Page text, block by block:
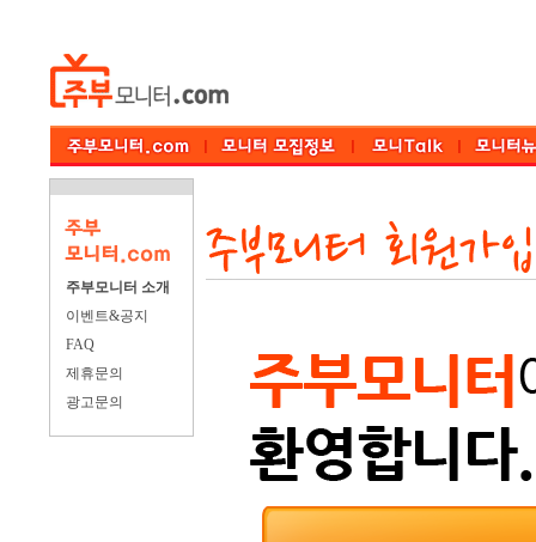
주부모니터 소개
이벤트&공지
FAQ
제휴문의
광고문의